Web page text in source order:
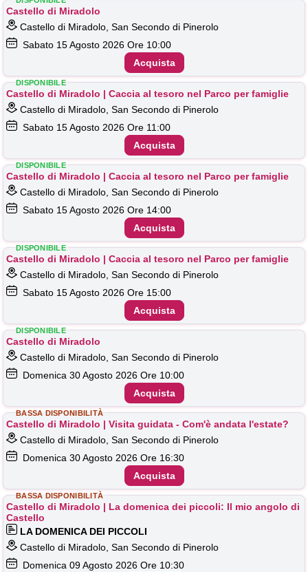
Castello di Miradolo
Castello di Miradolo, San Secondo di Pinerolo
Sabato 15Agosto 2026 Ore 10:00
Acquista
Castello di Miradolo | Caccia al tesoro nel Parco per famiglie
Castello di Miradolo, San Secondo di Pinerolo
Sabato 15Agosto 2026 Ore 11:00
DISPONIBILE
Acquista
Castello di Miradolo | Caccia al tesoro nel Parco per famiglie
Castello di Miradolo, San Secondo di Pinerolo
Sabato 15Agosto 2026 Ore 14:00
DISPONIBILE
Acquista
Castello di Miradolo | Caccia al tesoro nel Parco per famiglie
Castello di Miradolo, San Secondo di Pinerolo
Sabato 15Agosto 2026 Ore 15:00
DISPONIBILE
Acquista
Castello di Miradolo
Castello di Miradolo, San Secondo di Pinerolo
Domenica 30Agosto 2026 Ore 10:00
DISPONIBILE
Acquista
Castello di Miradolo | Visita guidata - Com'è andata l'estate?
Castello di Miradolo, San Secondo di Pinerolo
Domenica 30Agosto 2026 Ore 16:30
BASSA DISPONIBILITÀ
Acquista
Castello di Miradolo | La domenica dei piccoli: Il mio angolo di
Castello
LA DOMENICA DEI PICCOLI
Castello di Miradolo, San Secondo di Pinerolo
Domenica 09Agosto 2026 Ore 10:30
BASSA DISPONIBILITÀ